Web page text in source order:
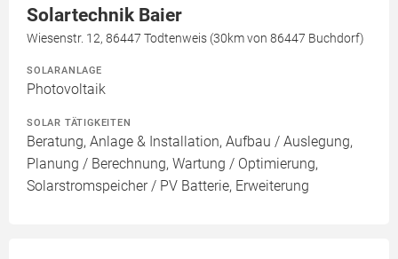
Solartechnik Baier
Wiesenstr. 12, 86447 Todtenweis (30km von 86447 Buchdorf)
SOLARANLAGE
Photovoltaik
SOLAR TÄTIGKEITEN
Beratung, Anlage & Installation, Aufbau / Auslegung,
Planung / Berechnung, Wartung / Optimierung,
Solarstromspeicher / PV Batterie, Erweiterung